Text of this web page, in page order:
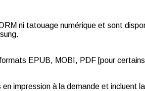
ni tatouage numérique et sont
EPUB, MOBI, PDF [pour
impression à la demande et incluent